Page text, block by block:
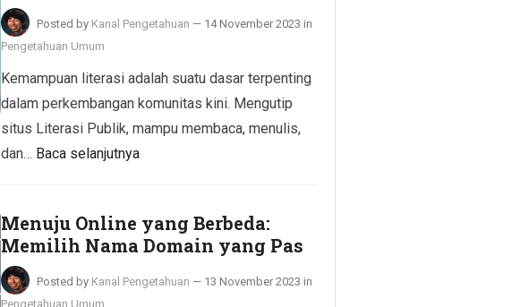
Posted by Kanal Pengetahuan — 14 November 2023 in
Pengetahuan Umum
Kemampuan literasi adalah suatu dasar terpenting
dalam perkembangan komunitas kini. Mengutip
situs Literasi Publik, mampu membaca, menulis,
dan… Baca selanjutnya
Menuju Online yang Berbeda:
Memilih Nama Domain yang Pas
Posted by Kanal Pengetahuan — 13 November 2023 in
Pengetahuan Umum